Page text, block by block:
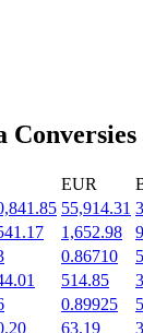
beloningen
Conversies
EUR
55,914.31
1,652.98
0.86710
514.85
0.89925
63.19